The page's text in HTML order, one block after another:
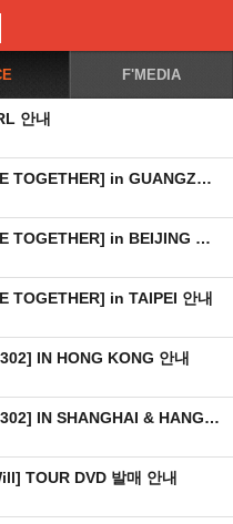
F'MEDIA
안내
[콘서트] 2016 CNBLUE LIVE [COME TOGETHER] in GUANGZHOU 안내
[콘서트] 2016 CNBLUE LIVE [COME TOGETHER] in BEIJING 안내
TOGETHER] in TAIPEI 안내
IN HONG KONG 안내
[콘서트] 2016 LEE HONG GI [LIVE 302] IN SHANGHAI & HANGZHOU 안내
TOUR DVD 발매 안내